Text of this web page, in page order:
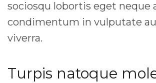
sociosqu lobortis eget neque
condimentum in vulputate
viverra.
Turpis natoque